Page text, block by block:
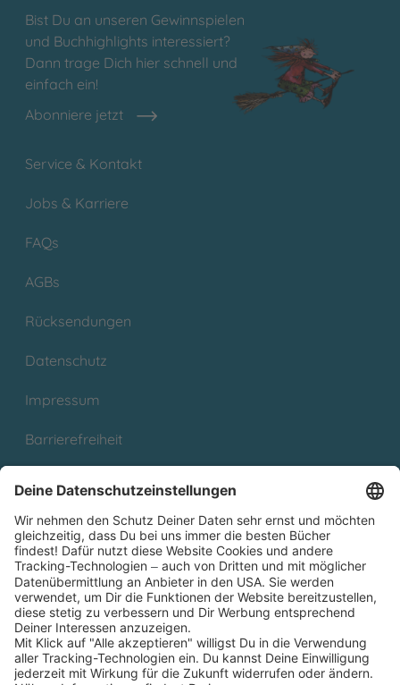
Bist Du an unseren Gewinnspielen
und Buchhighlights interessiert?
Dann trage Dich hier schnell und
einfach ein!
Abonniere jetzt
Service & Kontakt
Jobs & Karriere
FAQs
AGBs
Rücksendungen
Datenschutz
Impressum
Barrierefreiheit
Partnerprogramm (Affiliate)
Folge uns auf
* Versandkostenfrei ab 9,00 € Bestellwert innerhalb